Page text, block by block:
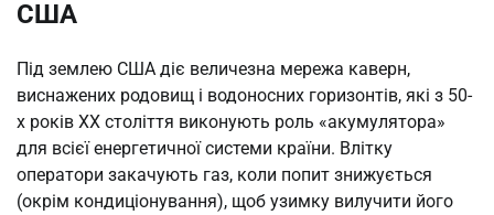
США
Під землею США діє величезна мережа каверн,
виснажених родовищ і водоносних горизонтів, які з 50-
х років XX століття виконують роль «акумулятора»
для всієї енергетичної системи країни. Влітку
оператори закачують газ, коли попит знижується
(окрім кондиціонування), щоб узимку вилучити його